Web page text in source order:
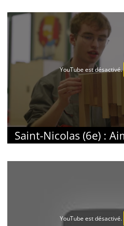
YouTube est désactivé.
YouTube est désactivé.